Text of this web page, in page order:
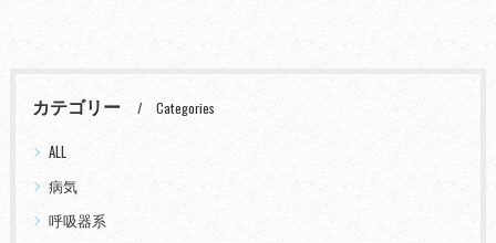
カテゴリー Categories
ALL
病気
呼吸器系